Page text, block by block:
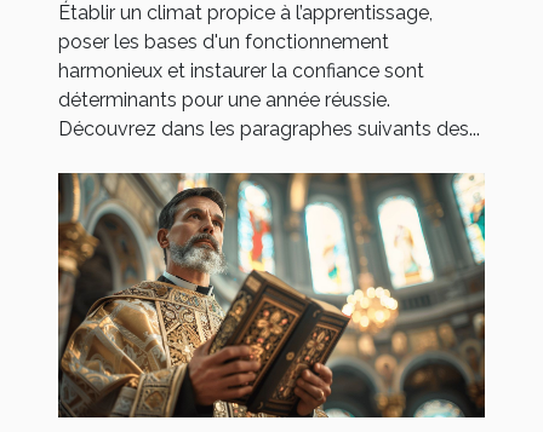
Établir un climat propice à l’apprentissage,
poser les bases d'un fonctionnement
harmonieux et instaurer la confiance sont
déterminants pour une année réussie.
Découvrez dans les paragraphes suivants des...